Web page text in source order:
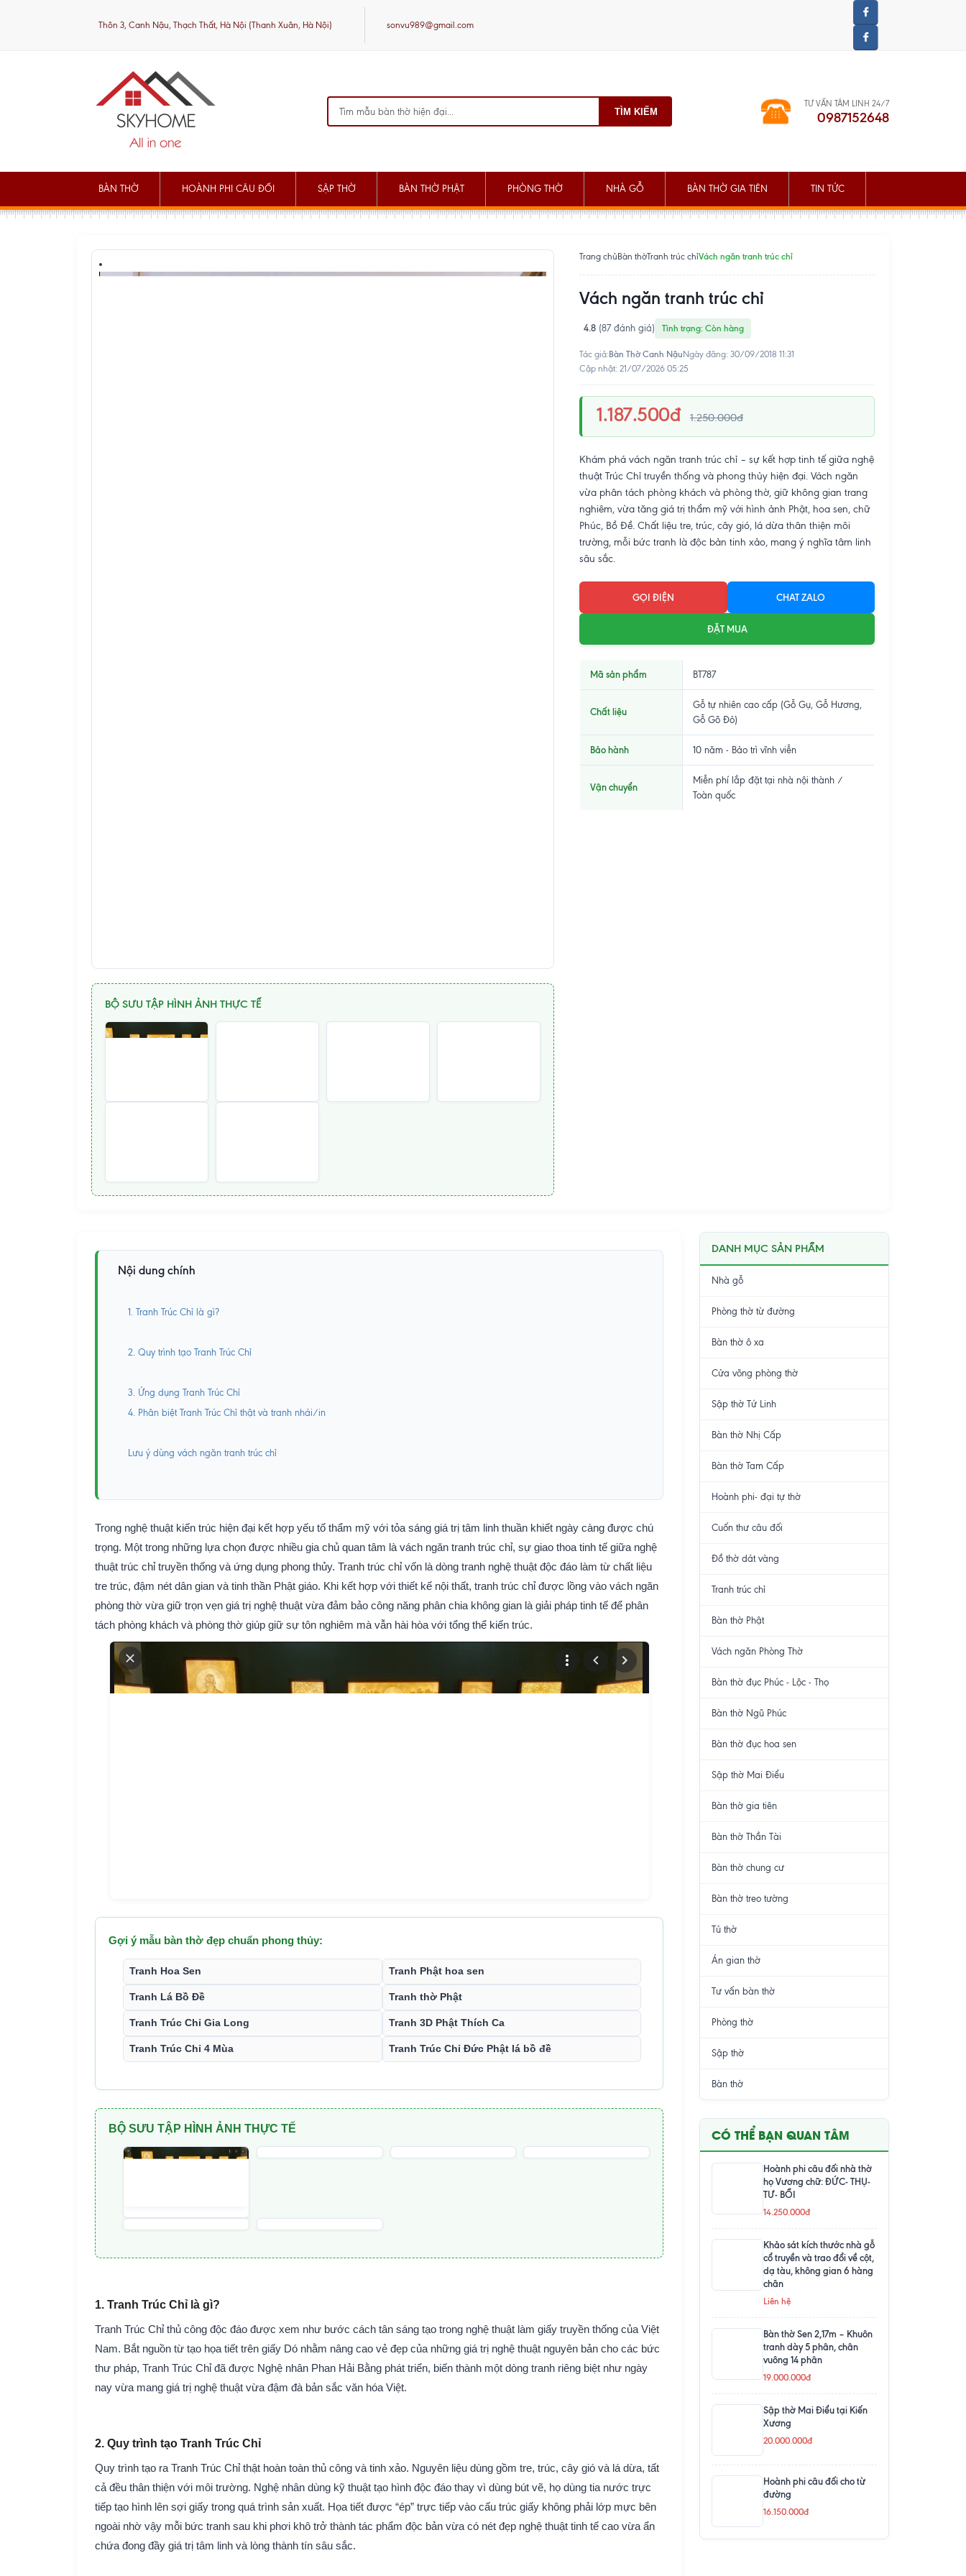
Thôn 3, Canh Nậu, Thạch Thất, Hà Nội (Thanh Xuân, Hà Nội) sonvu989@gmail.com
TÌM KIẾM
TƯ VẤN TÂM LINH 24/7
0987152648
BÀN THỜ HOÀNH PHI CÂU ĐỐI SẬP THỜ BÀN THỜ PHẬT PHÒNG THỜ NHÀ GỖ BÀN THỜ GIA TIÊN TIN TỨC
BỘ SƯU TẬP HÌNH ẢNH THỰC TẾ
Trang chủ Bàn thờTranh trúc chỉVách ngăn tranh trúc chỉ
Vách ngăn tranh trúc chỉ
4.8 (87 đánh giá) Tình trạng: Còn hàng
Tác giả:Bàn Thờ Canh Nậu Ngày đăng: 30/09/2018 11:31
Cập nhật: 21/07/2026 05:25
1.187.500đ 1.250.000đ
Khám phá vách ngăn tranh trúc chỉ – sự kết hợp tinh tế giữa nghệ
thuật Trúc Chỉ truyền thống và phong thủy hiện đại. Vách ngăn
vừa phân tách phòng khách và phòng thờ, giữ không gian trang
nghiêm, vừa tăng giá trị thẩm mỹ với hình ảnh Phật, hoa sen, chữ
Phúc, Bồ Đề. Chất liệu tre, trúc, cây gió, lá dừa thân thiện môi
trường, mỗi bức tranh là độc bản tinh xảo, mang ý nghĩa tâm linh
sâu sắc.
GỌI ĐIỆN CHAT ZALO
ĐẶT MUA
Mã sản phẩm BT787
Chất liệu
Gỗ tự nhiên cao cấp (Gỗ Gụ, Gỗ Hương,
Gỗ Gõ Đỏ)
Bảo hành 10 năm - Bảo trì vĩnh viễn
Vận chuyển
Miễn phí lắp đặt tại nhà nội thành /
Toàn quốc
Nội dung chính
1. Tranh Trúc Chỉ là gì?
2. Quy trình tạo Tranh Trúc Chỉ
3. Ứng dụng Tranh Trúc Chỉ
4. Phân biệt Tranh Trúc Chỉ thật và tranh nhái/in
Lưu ý dùng vách ngăn tranh trúc chỉ
Trong nghệ thuật kiến trúc hiện đại kết hợp yếu tố thẩm mỹ với tỏa sáng giá trị tâm linh thuần khiết ngày càng được chú
trọng. Một trong những lựa chọn được nhiều gia chủ quan tâm là vách ngăn tranh trúc chỉ, sự giao thoa tinh tế giữa nghệ
thuật trúc chỉ truyền thống và ứng dụng phong thủy. Tranh trúc chỉ vốn là dòng tranh nghệ thuật độc đáo làm từ chất liệu
tre trúc, đậm nét dân gian và tinh thần Phật giáo. Khi kết hợp với thiết kế nội thất, tranh trúc chỉ được lồng vào vách ngăn
phòng thờ vừa giữ trọn vẹn giá trị nghệ thuật vừa đảm bảo công năng phân chia không gian là giải pháp tinh tế để phân
tách phòng khách và phòng thờ giúp giữ sự tôn nghiêm mà vẫn hài hòa với tổng thể kiến trúc.
Gợi ý mẫu bàn thờ đẹp chuẩn phong thủy:
Tranh Hoa Sen Tranh Phật hoa sen
Tranh Lá Bồ Đề Tranh thờ Phật
Tranh Trúc Chỉ Gia Long Tranh 3D Phật Thích Ca
Tranh Trúc Chỉ 4 Mùa Tranh Trúc Chỉ Đức Phật lá bồ đề
BỘ SƯU TẬP HÌNH ẢNH THỰC TẾ
1. Tranh Trúc Chỉ là gì?
Tranh Trúc Chỉ thủ công độc đáo được xem như bước cách tân sáng tạo trong nghệ thuật làm giấy truyền thống của Việt
Nam. Bắt nguồn từ tạo họa tiết trên giấy Dó nhằm nâng cao vẻ đẹp của những giá trị nghệ thuật nguyên bản cho các bức
thư pháp, Tranh Trúc Chỉ đã được Nghệ nhân Phan Hải Bằng phát triển, biến thành một dòng tranh riêng biệt như ngày
nay vừa mang giá trị nghệ thuật vừa đậm đà bản sắc văn hóa Việt.
2. Quy trình tạo Tranh Trúc Chỉ
Quy trình tạo ra Tranh Trúc Chỉ thật hoàn toàn thủ công và tinh xảo. Nguyên liệu dùng gồm tre, trúc, cây gió và lá dừa, tất
cả đều thân thiện với môi trường. Nghệ nhân dùng kỹ thuật tạo hình độc đáo thay vì dùng bút vẽ, họ dùng tia nước trực
tiếp tạo hình lên sợi giấy trong quá trình sản xuất. Họa tiết được “ép” trực tiếp vào cấu trúc giấy không phải lớp mực bên
ngoài nhờ vậy mỗi bức tranh sau khi phơi khô trở thành tác phẩm độc bản vừa có nét đẹp nghệ thuật tinh tế cao vừa ẩn
chứa đong đầy giá trị tâm linh và lòng thành tín sâu sắc.
DANH MỤC SẢN PHẨM
Nhà gỗ
Phòng thờ từ đường
Bàn thờ ô xa
Cửa võng phòng thờ
Sập thờ Tứ Linh
Bàn thờ Nhị Cấp
Bàn thờ Tam Cấp
Hoành phi- đại tự thờ
Cuốn thư câu đối
Đồ thờ dát vàng
Tranh trúc chỉ
Bàn thờ Phật
Vách ngăn Phòng Thờ
Bàn thờ đục Phúc - Lộc - Thọ
Bàn thờ Ngũ Phúc
Bàn thờ đục hoa sen
Sập thờ Mai Điểu
Bàn thờ gia tiên
Bàn thờ Thần Tài
Bàn thờ chung cư
Bàn thờ treo tường
Tủ thờ
Án gian thờ
Tư vấn bàn thờ
Phòng thờ
Sập thờ
Bàn thờ
CÓ THỂ BẠN QUAN TÂM
Hoành phi câu đối nhà thờ
họ Vương chữ: ĐỨC- THỤ-
TƯ- BỒI
14.250.000đ
Khảo sát kích thước nhà gỗ
cổ truyền và trao đổi về cột,
dạ tàu, không gian 6 hàng
chân
Liên hệ
Bàn thờ Sen 2,17m – Khuôn
tranh dày 5 phân, chân
vuông 14 phân
19.000.000đ
Sập thờ Mai Điểu tại Kiến
Xương
20.000.000đ
Hoành phi câu đối cho từ
đường
16.150.000đ